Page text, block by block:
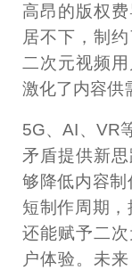
高昂的版权
居不下，制
二次元视频
激化了内容供
5G、AI、VR
矛盾提供新
够降低内容
短制作周期
还能赋予二
户体验。未